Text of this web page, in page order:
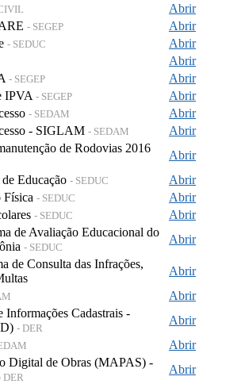
Abrir
- SEGEP
Abrir
- SEDUC
Abrir
Abrir
- SEGEP
Abrir
IPVA - SEGEP
Abrir
- SEDAM
Abrir
- SIGLAM - SEDAM
Abrir
de Rodovias 2016
Abrir
Educação - SEDUC
Abrir
Física - SEDUC
Abrir
- SEDUC
Abrir
de Avaliação Educacional do
- SEDUC
Abrir
de Consulta das Infrações,
Abrir
Abrir
Informações Cadastrais -
- DER
Abrir
Abrir
Digital de Obras (MAPAS) -
DER
Abrir